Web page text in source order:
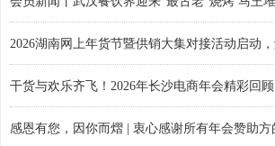
干货与欢乐齐飞！2026年长沙电商年会精彩回顾